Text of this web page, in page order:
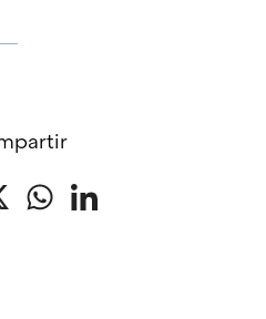
Twitter WhatsApp